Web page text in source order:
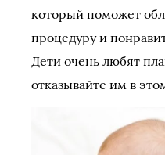
который поможет
процедуру и
Дети очень любят
отказывайте им в